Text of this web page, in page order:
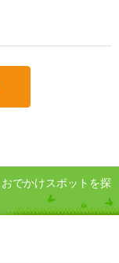
でかけスポットを探